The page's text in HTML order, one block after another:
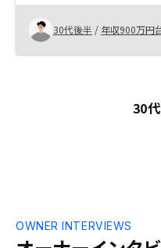
30代後半 / 年収900万円
30
OWNER INTERVIEWS